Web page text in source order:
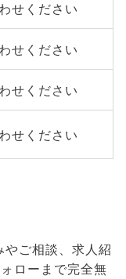
せください
せください
せください
せください
ご相談、求人紹
ローまで完全無